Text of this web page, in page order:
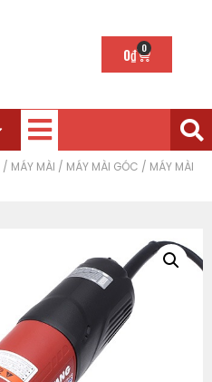
0₫ 0
/ MÁY MÀI / MÁY MÀI GÓC / MÁY MÀI